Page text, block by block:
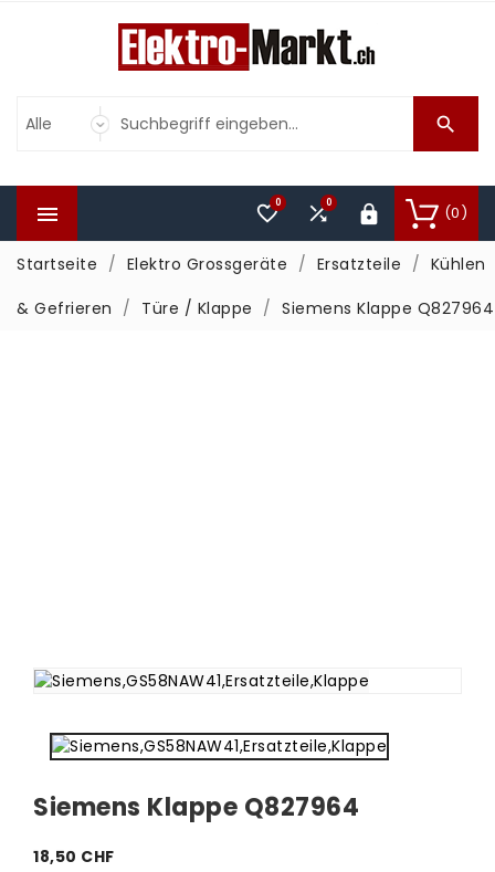

 (0)

0
0
Startseite Elektro Grossgeräte Ersatzteile
Kühlen
& Gefrieren
Türe / Klappe Siemens Klappe Q827964
Siemens Klappe Q827964
18,50 CHF